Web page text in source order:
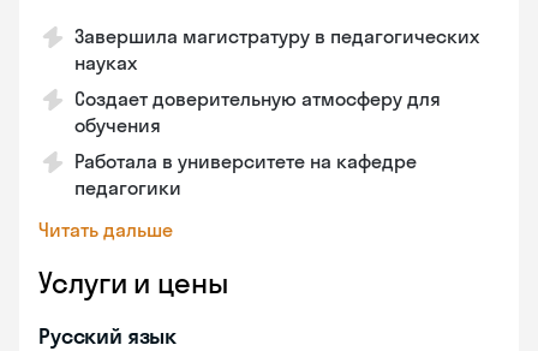
Завершила магистратуру в педагогических
науках
Создает доверительную атмосферу для
обучения
Работала в университете на кафедре
педагогики
Читать дальше
Услуги и цены
Русский язык